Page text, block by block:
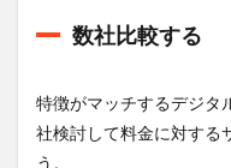
数社比較する
特徴がマッチするデジタ
社検討して料金に対する
う。